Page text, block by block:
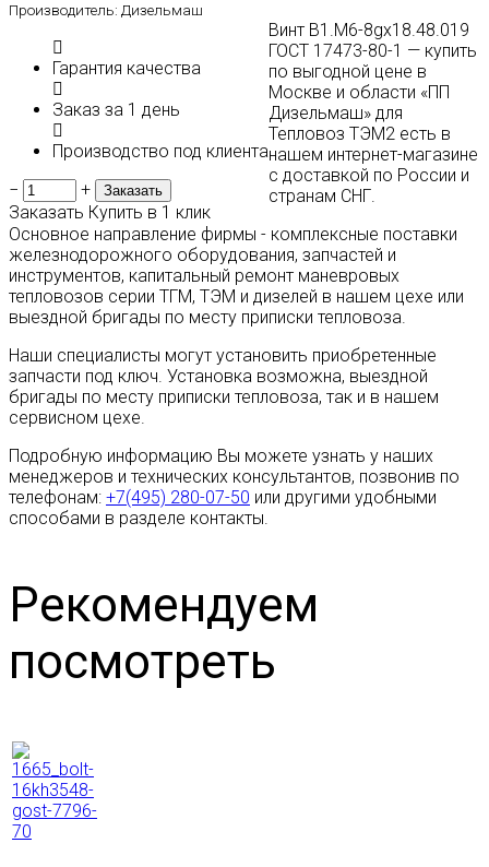
Производитель: Дизельмаш
Гарантия качества
Заказ за 1 день
Производство под клиента
−
+
Заказать Купить в 1 клик
Винт В1.М6-8gx18.48.019
ГОСТ 17473-80-1 — купить
по выгодной цене в
Москве и области «ПП
Дизельмаш» для
Тепловоз ТЭМ2 есть в
нашем интернет-магазине
с доставкой по России и
странам СНГ.
Основное направление фирмы - комплексные поставки
железнодорожного оборудования, запчастей и
инструментов, капитальный ремонт маневровых
тепловозов серии ТГМ, ТЭМ и дизелей в нашем цехе или
выездной бригады по месту приписки тепловоза.
Наши специалисты могут установить приобретенные
запчасти под ключ. Установка возможна, выездной
бригады по месту приписки тепловоза, так и в нашем
сервисном цехе.
Подробную информацию Вы можете узнать у наших
менеджеров и технических консультантов, позвонив по
телефонам: +7(495) 280-07-50 или другими удобными
способами в разделе контакты.
Рекомендуем
посмотреть